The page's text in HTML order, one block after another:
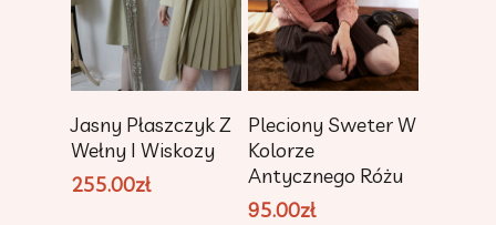
Add To Cart
Jasny Płaszczyk Z
Wełny I Wiskozy
255.00zł
Add To Cart
Pleciony Sweter W
Kolorze
Antycznego Różu
95.00zł